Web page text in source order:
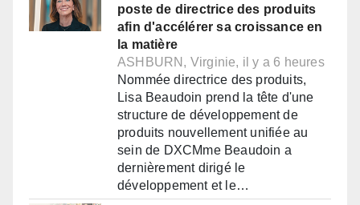
poste de directrice des produits
afin d'accélérer sa croissance en
la matière
ASHBURN, Virginie, il y a 6 heures
Nommée directrice des produits,
Lisa Beaudoin prend la tête d'une
structure de développement de
produits nouvellement unifiée au
sein de DXCMme Beaudoin a
dernièrement dirigé le
développement et le…